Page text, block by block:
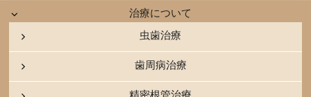
治療について
虫歯治療
歯周病治療